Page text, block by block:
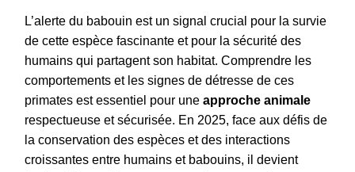
L’alerte du babouin est un signal crucial pour la survie
de cette espèce fascinante et pour la sécurité des
humains qui partagent son habitat. Comprendre les
comportements et les signes de détresse de ces
primates est essentiel pour une approche animale
respectueuse et sécurisée. En 2025, face aux défis de
la conservation des espèces et des interactions
croissantes entre humains et babouins, il devient